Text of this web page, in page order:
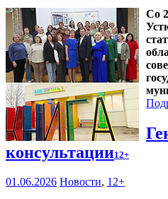
Со
консультации12+
01.06.2026 Новости, 12+